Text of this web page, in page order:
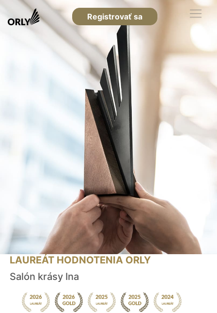
Registrovať sa
LAUREÁT HODNOTENIA ORLY
Salón krásy Ina